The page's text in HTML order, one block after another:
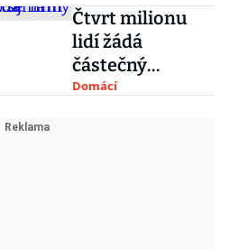
Čtvrt milionu
lidí žádá
částečný
úvazek. To se
Domácí